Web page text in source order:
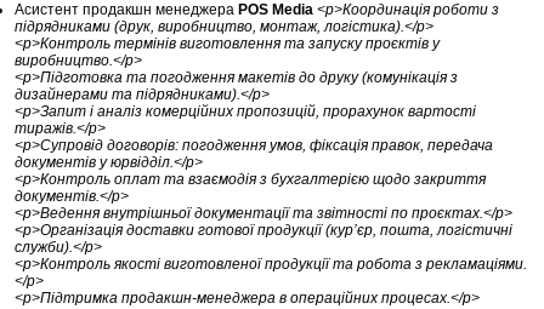
Асистент продакшн менеджера POS Media <p>Координація роботи з
підрядниками (друк, виробництво, монтаж, логістика).</p>
<p>Контроль термінів виготовлення та запуску проєктів у
виробництво.</p>
<p>Підготовка та погодження макетів до друку (комунікація з
дизайнерами та підрядниками).</p>
<p>Запит і аналіз комерційних пропозицій, прорахунок вартості
тиражів.</p>
<p>Супровід договорів: погодження умов, фіксація правок, передача
документів у юрвідділ.</p>
<p>Контроль оплат та взаємодія з бухгалтерією щодо закриття
документів.</p>
<p>Ведення внутрішньої документації та звітності по проєктах.</p>
<p>Організація доставки готової продукції (кур’єр, пошта, логістичні
служби).</p>
<p>Контроль якості виготовленої продукції та робота з рекламаціями.
</p>
<p>Підтримка продакшн-менеджера в операційних процесах.</p>